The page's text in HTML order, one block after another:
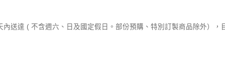
送達 ( 不含週六、日及國定假日。部份預購、特別訂製商品除外），